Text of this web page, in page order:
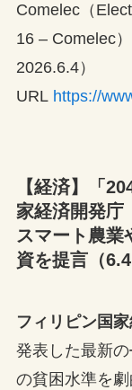
Comelec（
16 – Comelec
2026.6.4）
URLhttps://
【経済】「
家経済開発庁
スマート農業
資を提言（6.4
フィリピン国
発表した最新の
の貧困水準を